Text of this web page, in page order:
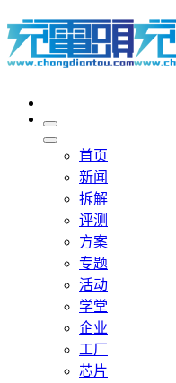
首页
新闻
拆解
评测
方案
专题
活动
学堂
企业
工厂
芯片